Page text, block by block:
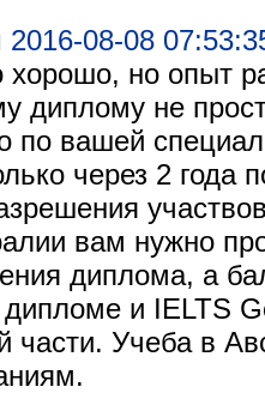
2016-08-08
хорошо, но опыт
диплому не
по вашей
через 2 года
вам нужно
диплома, а
и IELTS
части. Учеба в